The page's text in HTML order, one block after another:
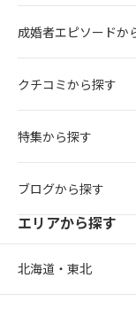
成婚者エピソードか
クチコミから探す
特集から探す
ブログから探す
エリアから探す
北海道・東北